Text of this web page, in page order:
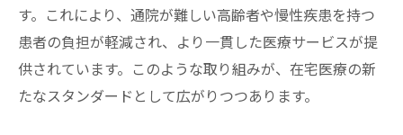
迅速な診療を支えるネットワークインフラ
在宅医療を支える地域医療システムの役割
医療従事者のスキル向上に向けたテクノロ
ジー
す。これにより、通院が難しい高齢者や慢性疾患を持つ
患者の負担が軽減され、より一貫した医療サービスが提
供されています。このような取り組みが、在宅医療の新
たなスタンダードとして広がりつつあります。